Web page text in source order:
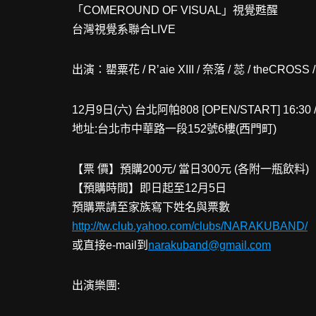
「COMEROUND OF VISUAL」視覺甦醒
台灣視覺系聯合LIVE
出演：罌粟花 / R’aie XIII / 奈落 / 蕊 / theCROSS
12月9日(六) 台北阿帕808 [OPEN/START] 16:30
地址:台北市中華路一段152號6樓(西門町)
【票 價】預購200元/ 當日300元 (各附一瓶飲料)
【預購時間】即日起至12月5日
預購票請至家族寫下姓名與票數
http://tw.club.yahoo.com/clubs/NARAKUBAND/
或直接e-mail到 narakuband@gmail.com
出演樂團: